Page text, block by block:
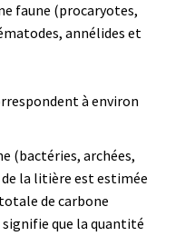
faune (procaryotes,
annélides et
à environ
(bactéries, archées,
la litière est estimée
de carbone
que la quantité